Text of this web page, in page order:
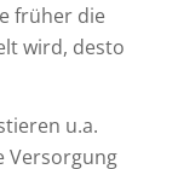
früher die
wird, desto
u.a.
Versorgung